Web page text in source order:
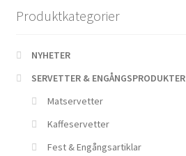
mängd
Produktkategorier
NYHETER
SERVETTER & ENGÅNGSPRODUKTER
Matservetter
Kaffeservetter
Fest & Engångsartiklar